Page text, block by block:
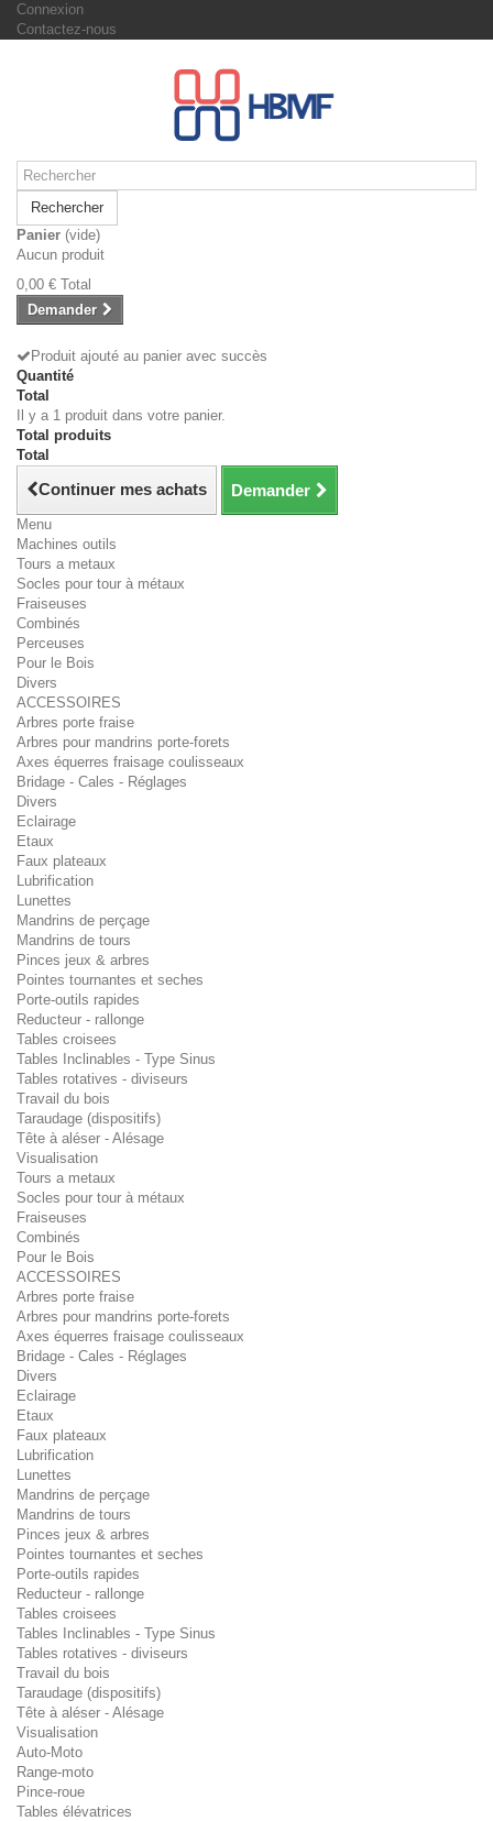
Connexion
Contactez-nous
Rechercher
Panier (vide)
Aucun produit
0,00 € Total
Demander
Produit ajouté au panier avec succès
Quantité
Total
Il y a 1 produit dans votre panier.
Total produits
Total
Continuer mes achats Demander
Menu
Machines outils
Tours a metaux
Socles pour tour à métaux
Fraiseuses
Combinés
Perceuses
Pour le Bois
Divers
ACCESSOIRES
Arbres porte fraise
Arbres pour mandrins porte-forets
Axes équerres fraisage coulisseaux
Bridage - Cales - Réglages
Divers
Eclairage
Etaux
Faux plateaux
Lubrification
Lunettes
Mandrins de perçage
Mandrins de tours
Pinces jeux & arbres
Pointes tournantes et seches
Porte-outils rapides
Reducteur - rallonge
Tables croisees
Tables Inclinables - Type Sinus
Tables rotatives - diviseurs
Travail du bois
Taraudage (dispositifs)
Tête à aléser - Alésage
Visualisation
Tours a metaux
Socles pour tour à métaux
Fraiseuses
Combinés
Pour le Bois
ACCESSOIRES
Arbres porte fraise
Arbres pour mandrins porte-forets
Axes équerres fraisage coulisseaux
Bridage - Cales - Réglages
Divers
Eclairage
Etaux
Faux plateaux
Lubrification
Lunettes
Mandrins de perçage
Mandrins de tours
Pinces jeux & arbres
Pointes tournantes et seches
Porte-outils rapides
Reducteur - rallonge
Tables croisees
Tables Inclinables - Type Sinus
Tables rotatives - diviseurs
Travail du bois
Taraudage (dispositifs)
Tête à aléser - Alésage
Visualisation
Auto-Moto
Range-moto
Pince-roue
Tables élévatrices